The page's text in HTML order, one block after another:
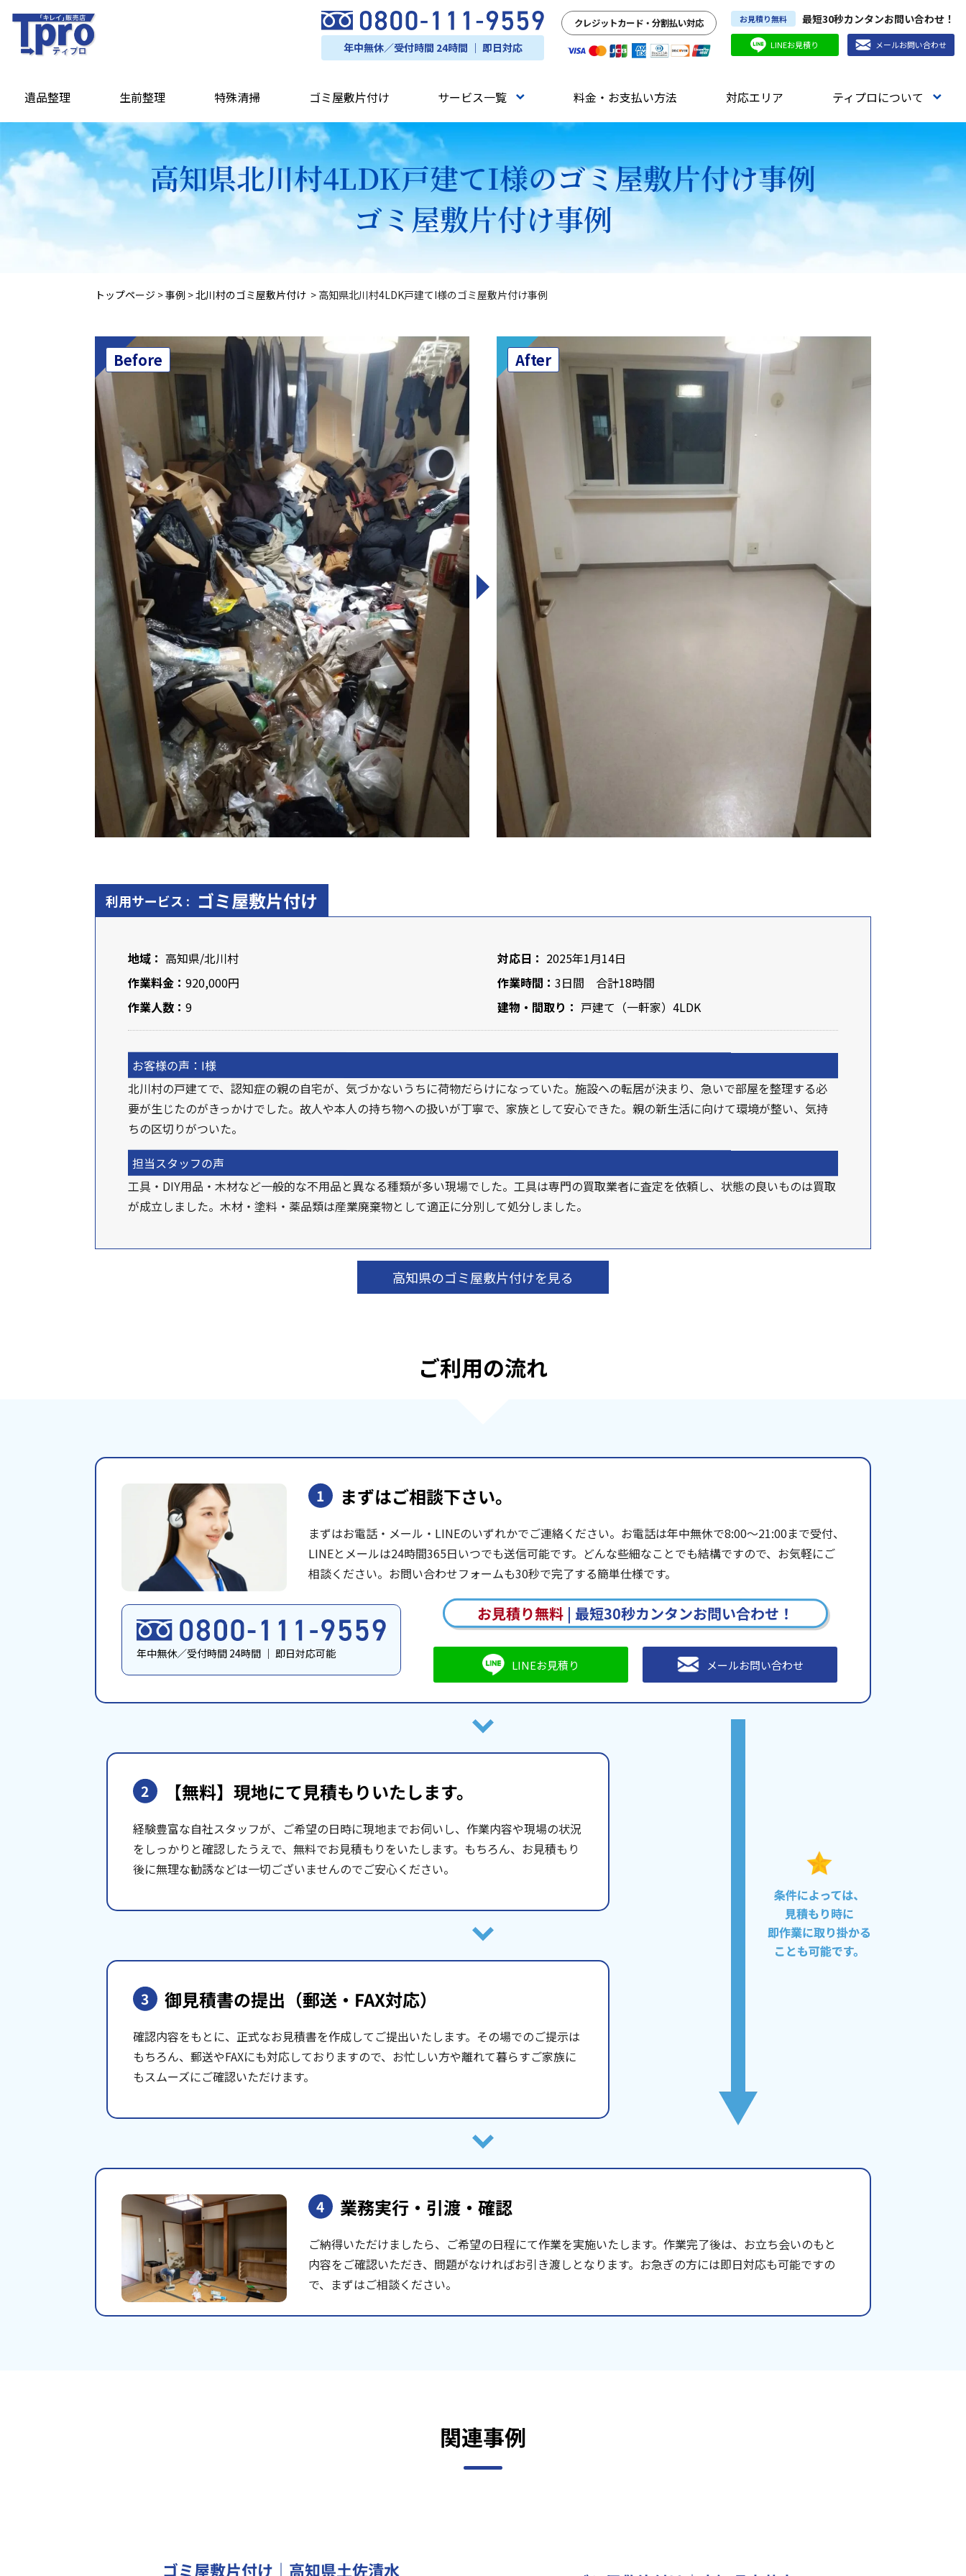
年中無休／受付時間 24時間 ｜ 即日対応
クレジットカード・分割払い対応 お見積り無料 最短30秒カンタンお問い合わせ！
LINEお見積り メールお問い合わせ
遺品整理 生前整理 特殊清掃 ゴミ屋敷片付け サービス一覧 料金・お支払い方法 対応エリア ティプロについて
高知県北川村4LDK戸建てI様のゴミ屋敷片付け事例
ゴミ屋敷片付け事例
トップページ >事例 >北川村のゴミ屋敷片付け > 高知県北川村4LDK戸建てI様のゴミ屋敷片付け事例
Before After
利用サービス : ゴミ屋敷片付け
地域： 高知県/北川村
作業料金： 920,000円
作業人数： 9
対応日： 2025年1月14日
作業時間： 3日間 合計18時間
建物・間取り： 戸建て（一軒家）4LDK
お客様の声：I様
北川村の戸建てで、認知症の親の自宅が、気づかないうちに荷物だらけになっていた。施設への転居が決まり、急いで部屋を整理する必
要が生じたのがきっかけでした。故人や本人の持ち物への扱いが丁寧で、家族として安心できた。親の新生活に向けて環境が整い、気持
ちの区切りがついた。
担当スタッフの声
工具・DIY用品・木材など一般的な不用品と異なる種類が多い現場でした。工具は専門の買取業者に査定を依頼し、状態の良いものは買取
が成立しました。木材・塗料・薬品類は産業廃棄物として適正に分別して処分しました。
高知県のゴミ屋敷片付けを見る
ご利用の流れ
1 まずはご相談下さい。
まずはお電話・メール・LINEのいずれかでご連絡ください。お電話は年中無休で8:00〜21:00まで受付、
LINEとメールは24時間365日いつでも送信可能です。どんな些細なことでも結構ですので、お気軽にご
相談ください。お問い合わせフォームも30秒で完了する簡単仕様です。
年中無休／受付時間 24時間 ｜ 即日対応可能
お見積り無料| 最短30秒カンタンお問い合わせ！
LINEお見積り メールお問い合わせ
2 【無料】現地にて見積もりいたします。
経験豊富な自社スタッフが、ご希望の日時に現地までお伺いし、作業内容や現場の状況
をしっかりと確認したうえで、無料でお見積もりをいたします。もちろん、お見積もり
後に無理な勧誘などは一切ございませんのでご安心ください。
3 御見積書の提出 （郵送・FAX対応）
確認内容をもとに、正式なお見積書を作成してご提出いたします。その場でのご提示は
もちろん、郵送やFAXにも対応しておりますので、お忙しい方や離れて暮らすご家族に
もスムーズにご確認いただけます。
4 業務実行・引渡・確認
ご納得いただけましたら、ご希望の日程にて作業を実施いたします。作業完了後は、お立ち会いのもと
内容をご確認いただき、問題がなければお引き渡しとなります。お急ぎの方には即日対応も可能ですの
で、まずはご相談ください。
関連事例
ゴミ屋敷片付け｜高知県土佐清水